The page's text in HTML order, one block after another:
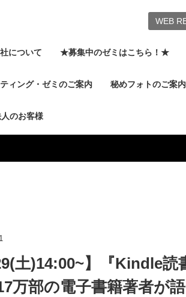
について ★募集中のゼミはこちら！★
ィング・ゼミのご案内 秘めフォトのご案内
のお客様
WEB
土)14:00~】『Kindle読
万部の電子書籍著者が